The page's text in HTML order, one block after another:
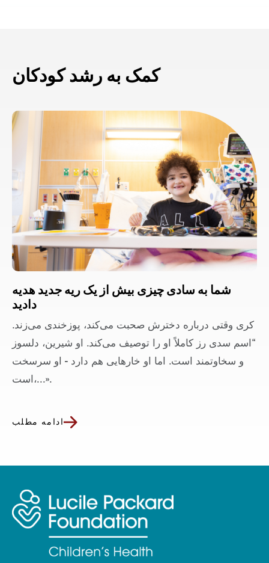
کمک به رشد کودکان
شما به سادی چیزی بیش از یک ریه جدید هدیه
دادید
کری وقتی درباره دخترش صحبت می‌کند، پوزخندی می‌زند.
“اسم سدی رز کاملاً او را توصیف می‌کند. او شیرین، دلسوز
و سخاوتمند است. اما او خارهایی هم دارد - او سرسخت
است،...».
ادامه مطلب